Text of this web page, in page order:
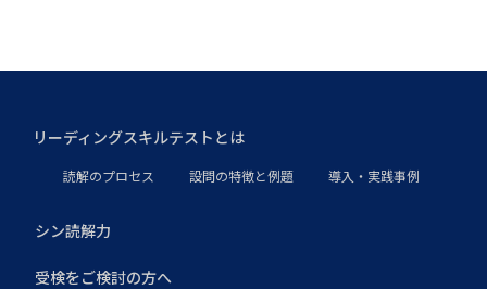
リーディングスキルテストとは
読解のプロセス 設問の特徴と例題 導入・実践事例
シン読解力
受検をご検討の方へ